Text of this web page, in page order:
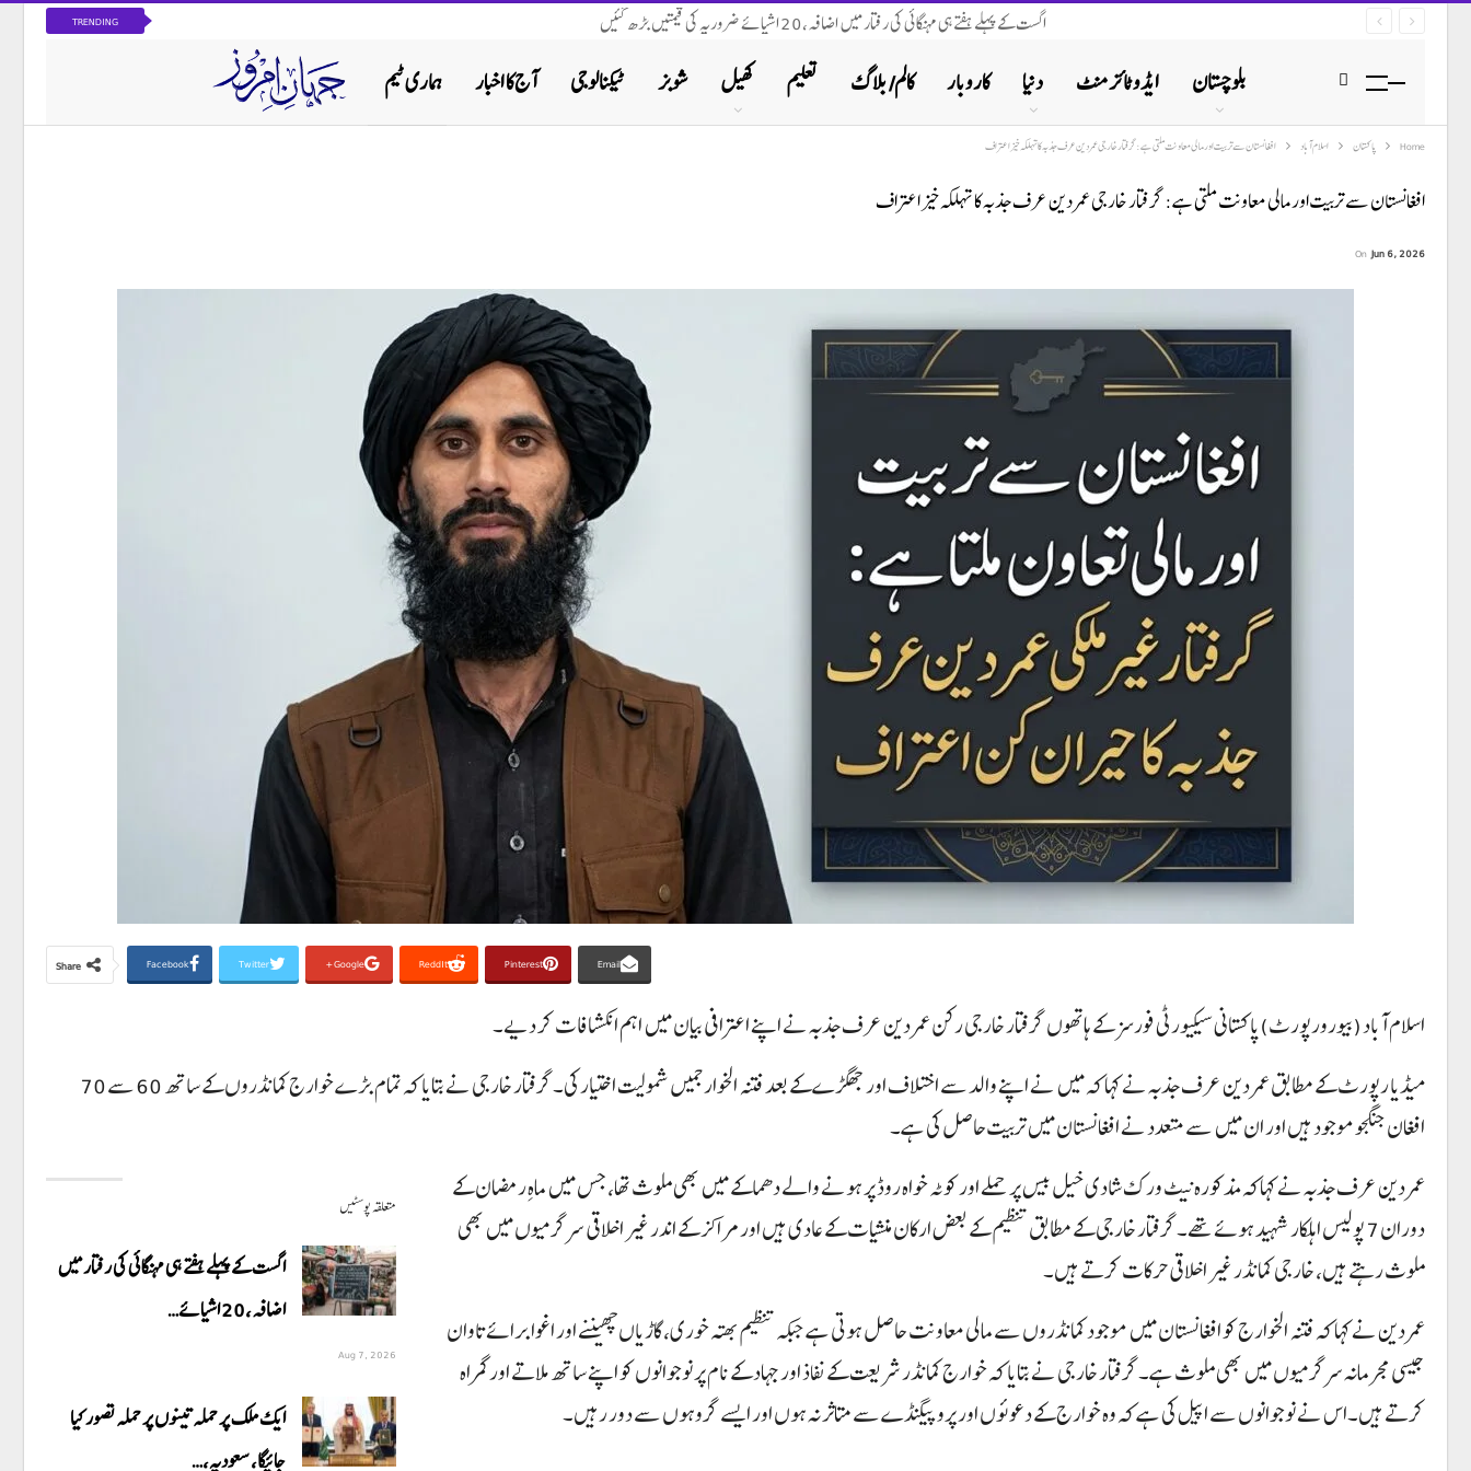
TRENDING اگست کے پہلے ہفتے ہی مہنگائی کی رفتار میں اضافہ، 20 اشیائے ضروریہ کی قیمتیں بڑھ گئیں
ہماری ٹیم آج کا اخبار ٹیکنالوجی شوبز کھیل تعلیم کالم/ بلاگ کاروبار دنیا ایڈوٹائزمنٹ بلوچستان
Home پاکستان اسلام آباد افغانستان سے تربیت اور مالی معاونت ملتی ہے: گرفتار خارجی عمر دین عرف جذبہ کا تہلکہ خیز اعتراف
افغانستان سے تربیت اور مالی معاونت ملتی ہے: گرفتار خارجی عمر دین عرف جذبہ کا تہلکہ خیز اعتراف
On Jun 6, 2026
Share Facebook Twitter Google+ ReddIt Pinterest Email
اسلام آباد (بیورورپورٹ)پاکستانی سیکیورٹی فورسز کے ہاتھوں گرفتار خارجی رکن عمر دین عرف جذبہ نے اپنے اعترافی بیان میں اہم انکشافات کر دیے۔
میڈیا رپورٹ کے مطابق عمر دین عرف جذبہ نے کہا کہ میں نے اپنے والد سے اختلاف اور جھگڑے کے بعد فتنہ الخوارجمیں شمولیت اختیار کی۔گرفتار خارجی نے بتایا کہ تمام بڑے خوارج کمانڈروں کے ساتھ 60 سے 70
افغان جنگجو موجود ہیں اور ان میں سے متعدد نے افغانستان میں تربیت حاصل کی ہے۔
متعلقہ پوسٹیں
اگست کے پہلے ہفتے ہی مہنگائی کی رفتار میں
اضافہ، 20 اشیائے…
Aug 7, 2026
ایک ملک پر حملہ تینوں پر حملہ تصور کیا
جائیگا، سعودیہ،…
عمر دین عرف جذبہ نے کہاکہ مذکورہ نیٹ ورک شادی خیل بیس پر حملے اور کوٹہ خواہ روڈ پر ہونے والے دھماکے میں بھی ملوث تھا، جس میں ماہِ رمضان کے
دوران 7 پولیس اہلکار شہید ہوئے تھے۔گرفتار خارجی کے مطابق تنظیم کے بعض ارکان منشیات کے عادی ہیں اور مراکز کے اندر غیر اخلاقی سرگرمیوں میں بھی
ملوث رہتے ہیں، خارجی کمانڈر غیر اخلاقی حرکات کرتے ہیں۔
عمر دین نے کہا کہ فتنہ الخوارج کو افغانستان میں موجود کمانڈروں سے مالی معاونت حاصل ہوتی ہے جبکہ تنظیم بھتہ خوری، گاڑیاں چھیننے اور اغوا برائے تاوان
جیسی مجرمانہ سرگرمیوں میں بھی ملوث ہے۔گرفتار خارجی نے بتایا کہ خوارج کمانڈر شریعت کے نفاذ اور جہاد کے نام پر نوجوانوں کو اپنے ساتھ ملاتے اور گمراہ
کرتے ہیں۔اس نے نوجوانوں سے اپیل کی ہے کہ وہ خوارج کے دعوئوں اور پروپیگنڈے سے متاثر نہ ہوں اور ایسے گروہوں سے دور رہیں۔